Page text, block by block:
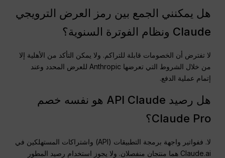
هل يمكنني الجمع بين رمز العرض الترويجي
Claude ونظام الفوترة السنوية؟
لا تفترض أن الخصومات قابلة للتراكم. ولا يمكن التأكد من الأهلية إلا
من خلال الشروط التي تعرضها Anthropic للعرض المحدد وعند
إتمام عملية الدفع.
هل رصيد API Claude هو نفسه خصم
Claude Pro؟
لا. ففواتير واجهة برمجة التطبيقات (API) واشتراكات المستهلكين في
Claude.ai هما منتجان منفصلان. ولا يجوز استخدام رصيد المطور